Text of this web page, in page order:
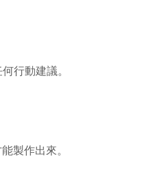
行動建議。
製作出來。